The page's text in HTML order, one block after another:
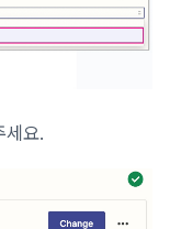
세요.